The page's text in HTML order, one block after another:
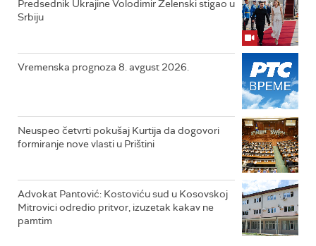
Predsednik Ukrajine Volodimir Zelenski stigao u
Srbiju
Vremenska prognoza 8. avgust 2026.
Neuspeo četvrti pokušaj Kurtija da dogovori
formiranje nove vlasti u Prištini
Advokat Pantović: Kostoviću sud u Kosovskoj
Mitrovici odredio pritvor, izuzetak kakav ne
pamtim